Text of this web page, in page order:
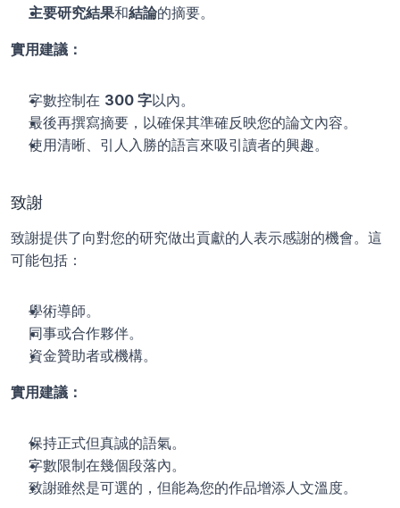
主要研究結果和結論的摘要。
實用建議：
字數控制在 300 字以內。
最後再撰寫摘要，以確保其準確反映您的論文內容。
使用清晰、引人入勝的語言來吸引讀者的興趣。
致謝
致謝提供了向對您的研究做出貢獻的人表示感謝的機會。這
可能包括：
學術導師。
同事或合作夥伴。
資金贊助者或機構。
實用建議：
保持正式但真誠的語氣。
字數限制在幾個段落內。
致謝雖然是可選的，但能為您的作品增添人文溫度。